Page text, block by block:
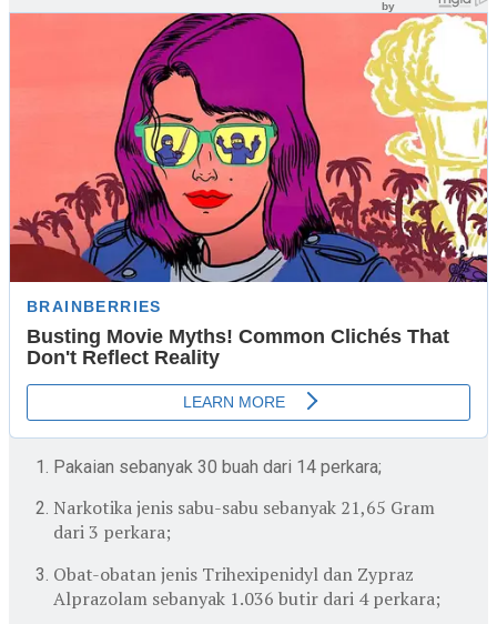
Pakaian sebanyak 30 buah dari 14 perkara;
Narkotika jenis sabu-sabu sebanyak 21,65 Gram
dari 3 perkara;
Obat-obatan jenis Trihexipenidyl dan Zypraz
Alprazolam sebanyak 1.036 butir dari 4 perkara;